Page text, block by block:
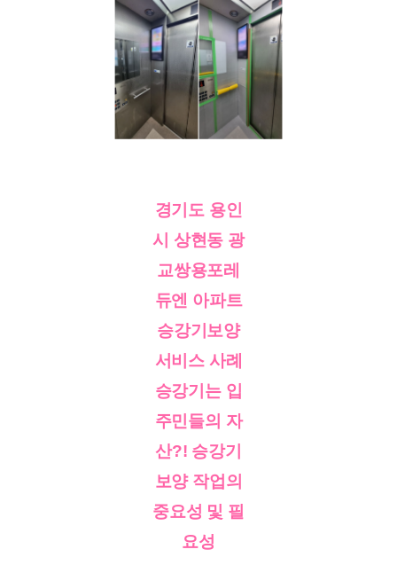
경기도 용인
시 상현동 광
교쌍용포레
듀엔 아파트
승강기보양
서비스 사례
승강기는 입
주민들의 자
산?! 승강기
보양 작업의
중요성 및 필
요성